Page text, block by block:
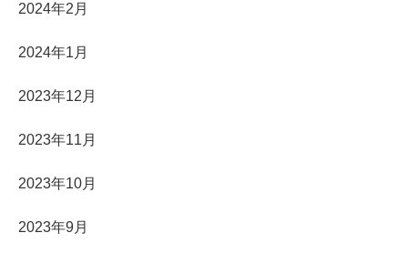
2024年2月
2024年1月
2023年12月
2023年11月
2023年10月
2023年9月